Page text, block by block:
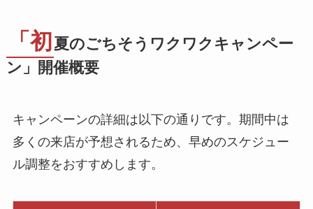
「初 夏のごちそうワクワクキャンペー
ン」開催概要
キャンペーンの詳細は以下の通りです。期間中は
多くの来店が予想されるため、早めのスケジュー
ル調整をおすすめします。